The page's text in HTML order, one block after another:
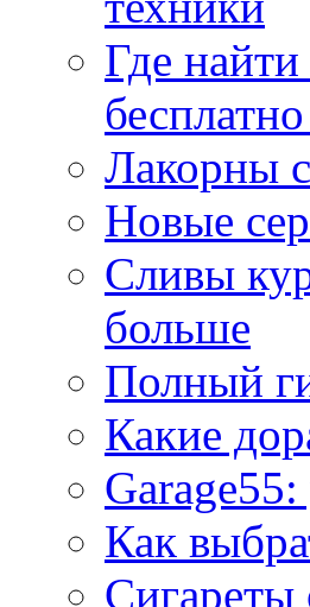
Где
Лакорны
Новые
Сливы
больше
Полный
Какие
Как
Сигареты